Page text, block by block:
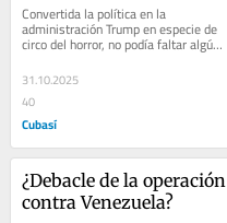
Convertida la política en la
administración Trump en especie de
circo del horror, no podía faltar algún
que otro payaso, con el perdón de
tan...
31.10.2025
40
Cubasí
¿Debacle de la operación
contra Venezuela?